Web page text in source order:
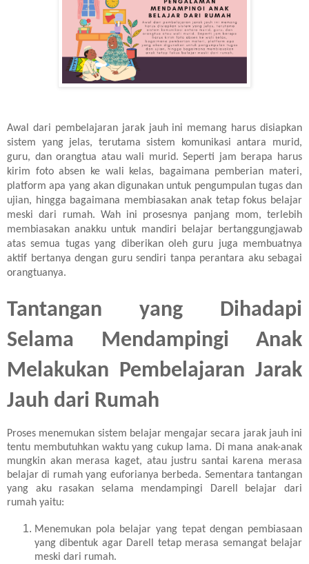
Awal dari pembelajaran jarak jauh ini memang harus disiapkan
sistem yang jelas, terutama sistem komunikasi antara murid,
guru, dan orangtua atau wali murid. Seperti jam berapa harus
kirim foto absen ke wali kelas, bagaimana pemberian materi,
platform apa yang akan digunakan untuk pengumpulan tugas dan
ujian, hingga bagaimana membiasakan anak tetap fokus belajar
meski dari rumah. Wah ini prosesnya panjang mom, terlebih
membiasakan anakku untuk mandiri belajar bertanggungjawab
atas semua tugas yang diberikan oleh guru juga membuatnya
aktif bertanya dengan guru sendiri tanpa perantara aku sebagai
orangtuanya.
Tantangan yang Dihadapi
Selama Mendampingi Anak
Melakukan Pembelajaran Jarak
Jauh dari Rumah
Proses menemukan sistem belajar mengajar secara jarak jauh ini
tentu membutuhkan waktu yang cukup lama. Di mana anak-anak
mungkin akan merasa kaget, atau justru santai karena merasa
belajar di rumah yang euforianya berbeda. Sementara tantangan
yang aku rasakan selama mendampingi Darell belajar dari
rumah yaitu:
Menemukan pola belajar yang tepat dengan pembiasaan
yang dibentuk agar Darell tetap merasa semangat belajar
meski dari rumah.